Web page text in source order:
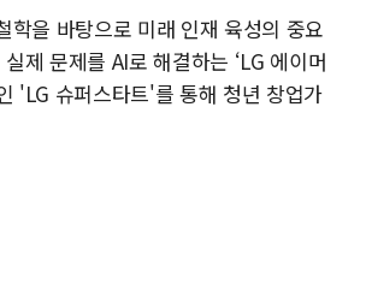
학을 바탕으로 미래 인재 육성의 중요
제 문제를 AI로 해결하는 ‘LG 에이머
'LG 슈퍼스타트'를 통해 청년 창업가